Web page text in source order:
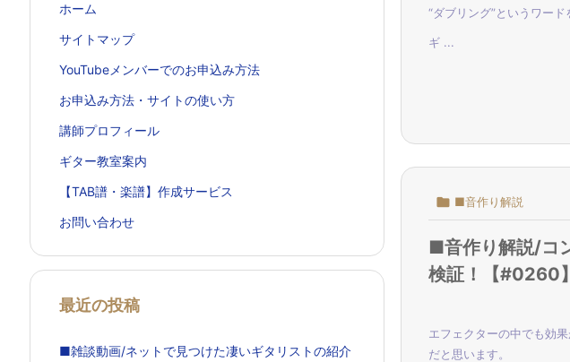
“ダブリング”というワー
ギ ...
 ■音作り解説
■音作り解説/コ
検証！【#0260】
エフェクターの中でも効
だと思います。
ホーム
サイトマップ
YouTubeメンバーでのお申込み方法
お申込み方法・サイトの使い方
講師プロフィール
ギター教室案内
【TAB譜・楽譜】作成サービス
お問い合わせ
最近の投稿
■雑談動画/ネットで見つけた凄いギタリストの紹介